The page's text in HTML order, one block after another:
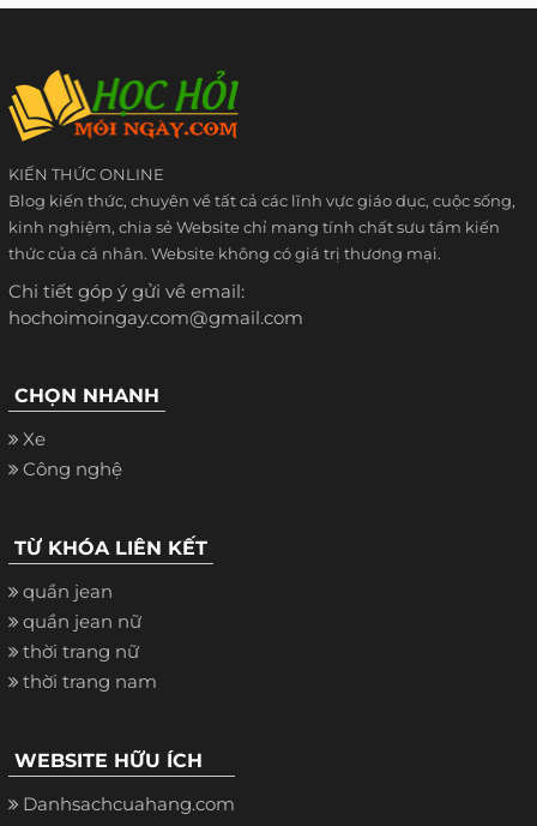
KIẾN THỨC ONLINE
Blog kiến thức, chuyên về tất cả các lĩnh vực giáo dục, cuộc sống,
kinh nghiệm, chia sẻ Website chỉ mang tính chất sưu tầm kiến
thức của cá nhân. Website không có giá trị thương mại.
Chi tiết góp ý gửi về email:
hochoimoingay.com@gmail.com
CHỌN NHANH
Xe
Công nghệ
TỪ KHÓA LIÊN KẾT
quần jean
quần jean nữ
thời trang nữ
thời trang nam
WEBSITE HỮU ÍCH
Danhsachcuahang.com